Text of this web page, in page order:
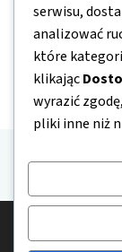
Kontakt
Mapa strony
Polityka
serwisu,
analizować
które
klikając
wyrazić
pliki inne niż